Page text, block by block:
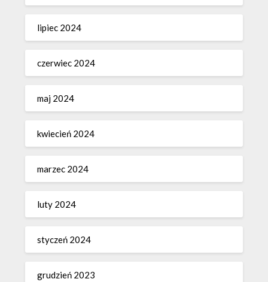
lipiec 2024
czerwiec 2024
maj 2024
kwiecień 2024
marzec 2024
luty 2024
styczeń 2024
grudzień 2023